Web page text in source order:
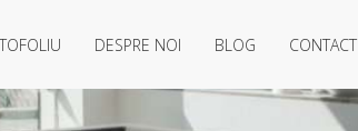
DESPRE NOI BLOG CONTACT